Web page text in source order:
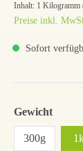
Inhalt: 1 Kilogramm
Preise inkl.
Sofort
Gewicht
300g